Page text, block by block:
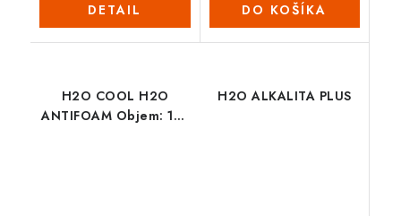
DETAIL DO KOŠÍKA
H2O COOL H2O
ANTIFOAM Objem: 150
H2O ALKALITA PLUS